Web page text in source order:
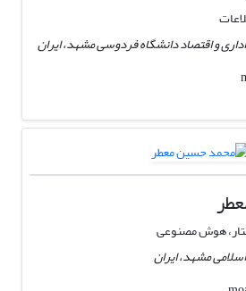
و اقتصاد دانشگاه فردوسی مشهد، ایران
هوش­ مصنوعی
مشهد، ایران